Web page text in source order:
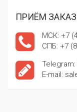
ПРИЁМ
МСК: +7
СПБ: +7
E-mail: